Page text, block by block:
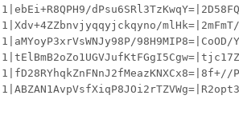
|1|ebEi+R8QPH9/
|1|Xdv+4ZZbnvjyqqyjckqyno/mlHk=|2mFmT/
|1|aMYoyP3xrVsWNJy98P/
|1|fD28RYhqkZnFNnJ2fMeazKNXCx8=|8f+//